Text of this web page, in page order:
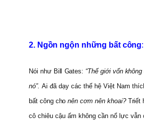
2. Ngồn ngộn những bất công:
Nói như Bill Gates: “Thế giới vốn
nó”. Ai đã dạy các thế hệ Việt Nam
bất công chonên cơm nên khoai? Triết
cô chiêu cậu ấm không cần nổ lực